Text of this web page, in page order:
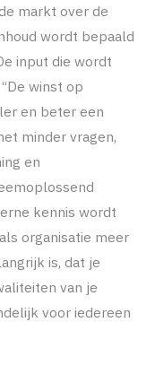
markt over de
wordt bepaald
input die wordt
winst op
en beter een
minder vragen,
en
kennis wordt
organisatie meer
is, dat je
van je
voor iedereen